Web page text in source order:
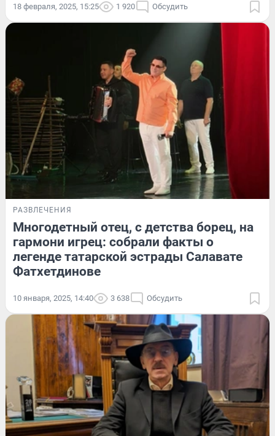
18 февраля, 2025, 15:25 1 920 Обсудить
РАЗВЛЕЧЕНИЯ
Многодетный отец, с детства борец, на
гармони игрец: собрали факты о
легенде татарской эстрады Салавате
Фатхетдинове
10 января, 2025, 14:40 3 638 Обсудить